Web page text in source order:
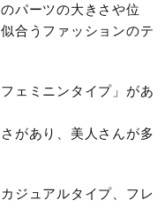
パーツの大きさや位
合うファッションのテ
ェミニンタイプ」があ
があり、美人さんが多
ジュアルタイプ、フレ